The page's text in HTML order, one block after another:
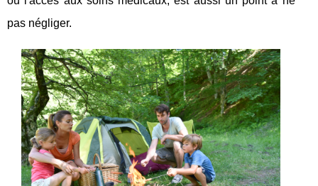
pas négliger.